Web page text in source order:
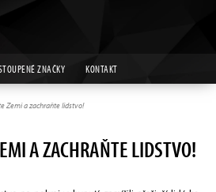
ZNAČKY KONTAKT
Zemi a zachraňte lidstvo!
A ZACHRAŇTE LIDSTVO!